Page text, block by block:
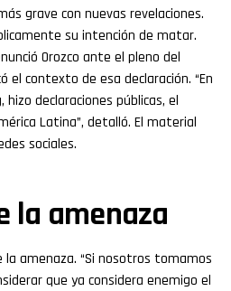
grave con nuevas revelaciones.
su intención de matar.
Orozco ante el pleno del
el contexto de esa declaración. “En
declaraciones públicas, el
Latina”, detalló. El material
sociales.
la amenaza
la amenaza. “Si nosotros tomamos
que ya considera enemigo el